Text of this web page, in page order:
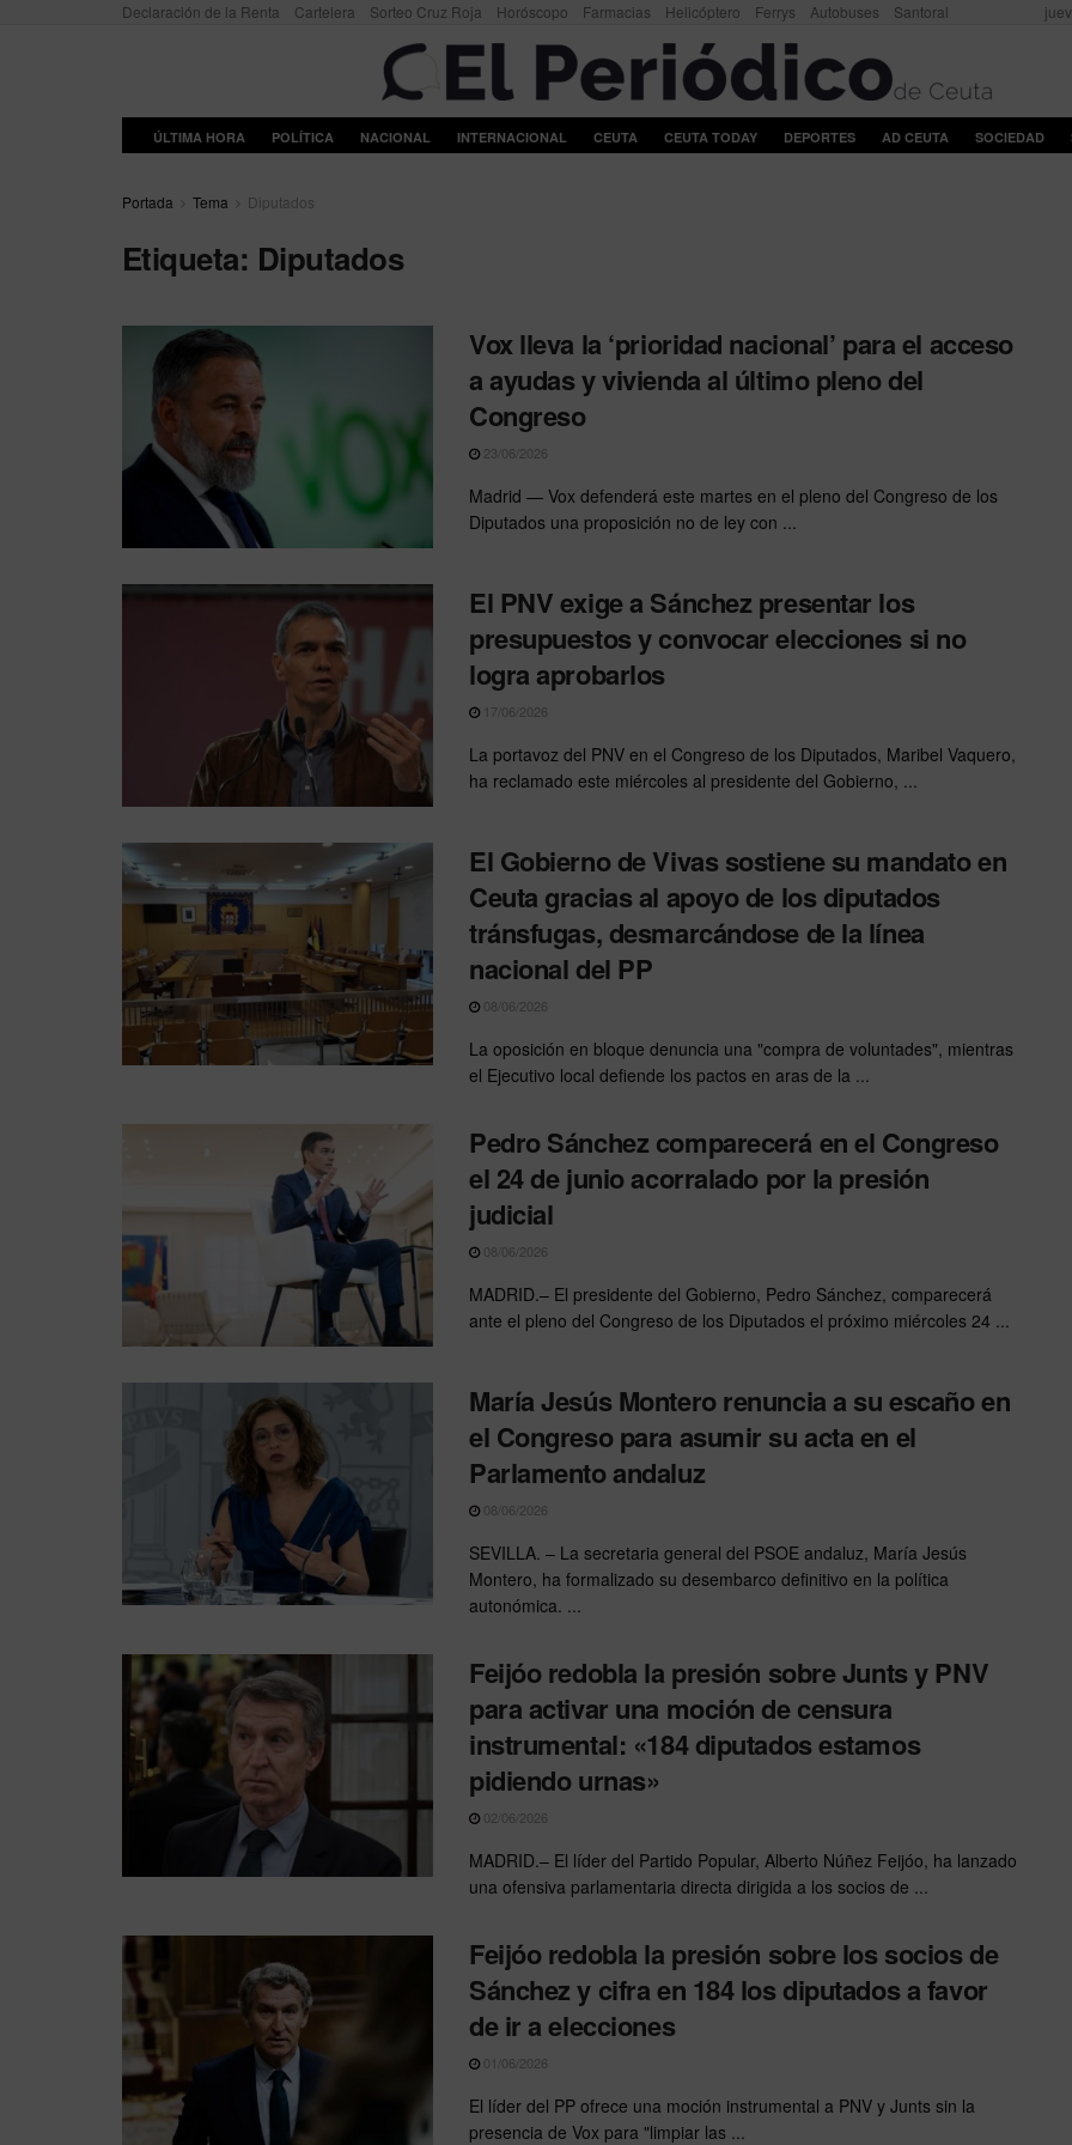
Declaración de la Renta Cartelera Sorteo Cruz Roja Horóscopo Farmacias Helicóptero Ferrys Autobuses Santoral
ÚLTIMA HORA POLÍTICA NACIONAL INTERNACIONAL CEUTA CEUTA TODAY DEPORTES AD CEUTA SOCIEDAD
Portada Tema Diputados
Etiqueta: Diputados
Vox lleva la ‘prioridad nacional’ para el acceso
a ayudas y vivienda al último pleno del
Congreso
23/06/2026
Madrid — Vox defenderá este martes en el pleno del Congreso de los
Diputados una proposición no de ley con ...
El PNV exige a Sánchez presentar los
presupuestos y convocar elecciones si no
logra aprobarlos
17/06/2026
La portavoz del PNV en el Congreso de los Diputados, Maribel Vaquero,
ha reclamado este miércoles al presidente del Gobierno, ...
El Gobierno de Vivas sostiene su mandato en
Ceuta gracias al apoyo de los diputados
tránsfugas, desmarcándose de la línea
nacional del PP
08/06/2026
La oposición en bloque denuncia una "compra de voluntades", mientras
el Ejecutivo local defiende los pactos en aras de la ...
Pedro Sánchez comparecerá en el Congreso
el 24 de junio acorralado por la presión
judicial
08/06/2026
MADRID.– El presidente del Gobierno, Pedro Sánchez, comparecerá
ante el pleno del Congreso de los Diputados el próximo miércoles 24 ...
María Jesús Montero renuncia a su escaño en
el Congreso para asumir su acta en el
Parlamento andaluz
08/06/2026
SEVILLA. – La secretaria general del PSOE andaluz, María Jesús
Montero, ha formalizado su desembarco definitivo en la política
autonómica. ...
Feijóo redobla la presión sobre Junts y PNV
para activar una moción de censura
instrumental: «184 diputados estamos
pidiendo urnas»
02/06/2026
MADRID.– El líder del Partido Popular, Alberto Núñez Feijóo, ha lanzado
una ofensiva parlamentaria directa dirigida a los socios de ...
Feijóo redobla la presión sobre los socios de
Sánchez y cifra en 184 los diputados a favor
de ir a elecciones
01/06/2026
El líder del PP ofrece una moción instrumental a PNV y Junts sin la
presencia de Vox para "limpiar las ...